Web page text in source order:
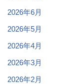
2026年6月
2026年5月
2026年4月
2026年3月
2026年2月